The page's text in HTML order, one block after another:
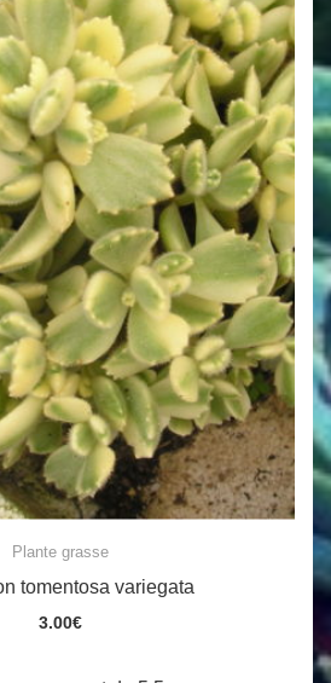
Plante grasse
tomentosa variegata
3.00€